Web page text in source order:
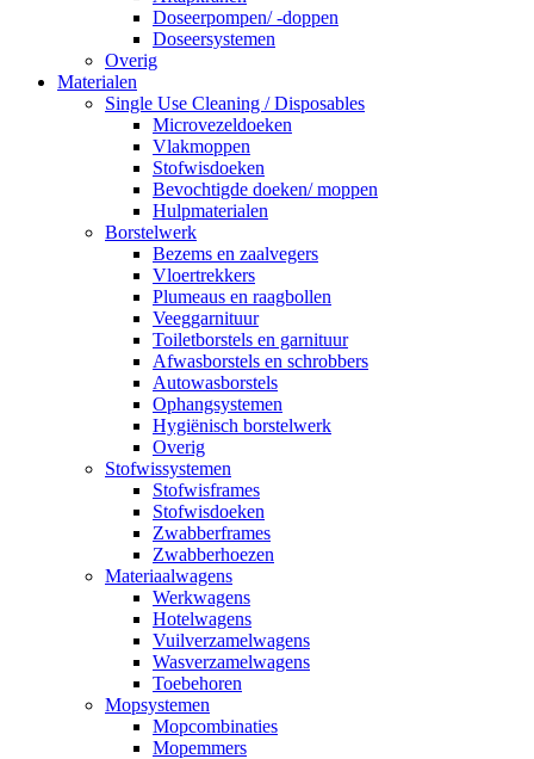
Doseerpompen/ -doppen
Doseersystemen
Overig
Materialen
Single Use Cleaning / Disposables
Microvezeldoeken
Vlakmoppen
Stofwisdoeken
Bevochtigde doeken/ moppen
Hulpmaterialen
Borstelwerk
Bezems en zaalvegers
Vloertrekkers
Plumeaus en raagbollen
Veeggarnituur
Toiletborstels en garnituur
Afwasborstels en schrobbers
Autowasborstels
Ophangsystemen
Hygiënisch borstelwerk
Overig
Stofwissystemen
Stofwisframes
Stofwisdoeken
Zwabberframes
Zwabberhoezen
Materiaalwagens
Werkwagens
Hotelwagens
Vuilverzamelwagens
Wasverzamelwagens
Toebehoren
Mopsystemen
Mopcombinaties
Mopemmers